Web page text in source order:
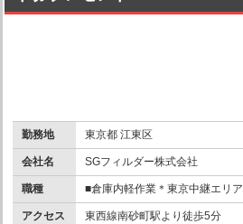
勤務地 東京都 江東区
会社名 SGフィルダー株式会社
職種 ■倉庫内軽作業＊東京中継エリア
アクセス 東西線南砂町駅より徒歩5分